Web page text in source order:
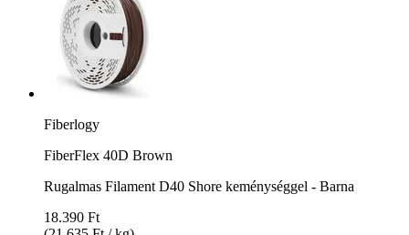
Fiberlogy
FiberFlex 40D Brown
Rugalmas Filament D40 Shore keménységgel - Barna
18.390 Ft